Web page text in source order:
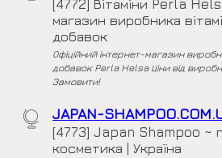
[4772] Вітаміни Perla
магазин виробника
добавок
Офіційний інтернет-магазин
добавок Perla Helsa Ціни від
Замовити!
JAPAN-
[4773] Japan Shampoo ~
косметика | Україна